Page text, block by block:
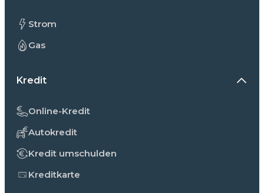
Strom
Gas
Kredit
Online-Kredit
Autokredit
Kredit umschulden
Kreditkarte